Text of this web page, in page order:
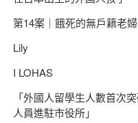
第14案｜餓死的無戶籍老婦
Lily
I LOHAS
「外國人留學生人數首次
人員進駐市役所」